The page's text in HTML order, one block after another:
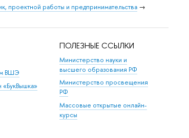
проектной работы и предпринимательства →
ВШЭ
«БукВышка»
ПОЛЕЗНЫЕ ССЫЛКИ
Министерство науки и
высшего образования РФ
Министерство просвещения
РФ
Массовые открытые онлайн-
курсы